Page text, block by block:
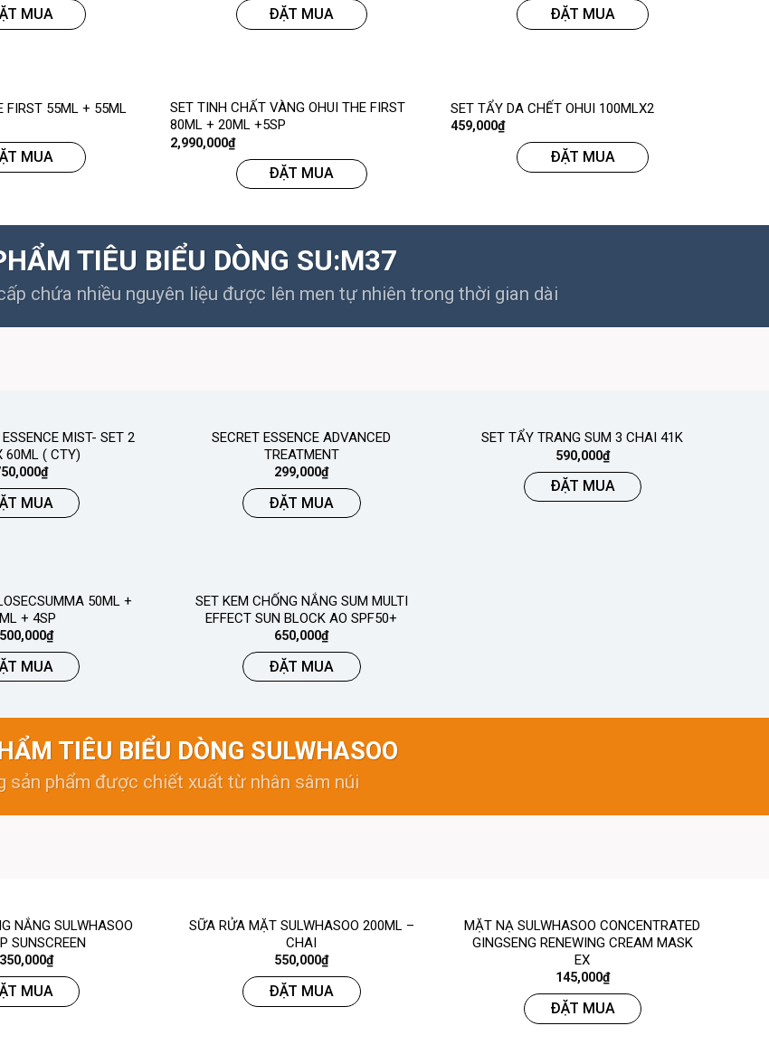
MUA ĐẶT MUA ĐẶT MUA
FIRST 55ML + 55ML
MUA
SET TINH CHẤT VÀNG OHUI THE FIRST
80ML + 20ML +5SP
2,990,000₫
ĐẶT MUA
SET TẨY DA CHẾT OHUI 100MLX2
459,000₫
ĐẶT MUA
TIÊU BIỂU DÒNG SU:M37
chứa nhiều nguyên liệu được lên men tự nhiên trong thời gian dài
MIST- SET 2
60ML ( CTY)
₫
MUA
SECRET ESSENCE ADVANCED
TREATMENT
299,000₫
ĐẶT MUA
SET TẨY TRANG SUM 3 CHAI 41K
590,000₫
ĐẶT MUA
50ML +
+ 4SP
₫
MUA
SET KEM CHỐNG NẮNG SUM MULTI
EFFECT SUN BLOCK AO SPF50+
650,000₫
ĐẶT MUA
TIÊU BIỂU DÒNG SULWHASOO
sản phẩm được chiết xuất từ nhân sâm núi
NẮNG SULWHASOO
SUNSCREEN
₫
MUA
SỮA RỬA MẶT SULWHASOO 200ML –
CHAI
550,000₫
ĐẶT MUA
MẶT NẠ SULWHASOO CONCENTRATED
GINGSENG RENEWING CREAM MASK
EX
145,000₫
ĐẶT MUA